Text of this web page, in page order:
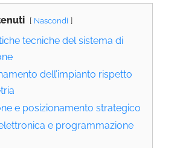
Nascondi
tecniche del sistema di
dell’impianto rispetto
e posizionamento strategico
e programmazione